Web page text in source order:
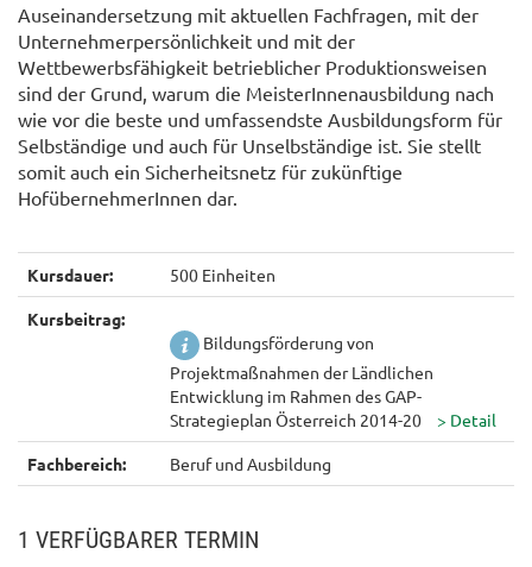
Auseinandersetzung mit aktuellen Fachfragen, mit der
Unternehmerpersönlichkeit und mit der
Wettbewerbsfähigkeit betrieblicher Produktionsweisen
sind der Grund, warum die MeisterInnenausbildung nach
wie vor die beste und umfassendste Ausbildungsform für
Selbständige und auch für Unselbständige ist. Sie stellt
somit auch ein Sicherheitsnetz für zukünftige
HofübernehmerInnen dar.
Kursdauer: 500 Einheiten
Kursbeitrag:
Bildungsförderung von
Projektmaßnahmen der Ländlichen
Entwicklung im Rahmen des GAP-
Strategieplan Österreich 2014-20
Fachbereich: Beruf und Ausbildung
1 VERFÜGBARER TERMIN